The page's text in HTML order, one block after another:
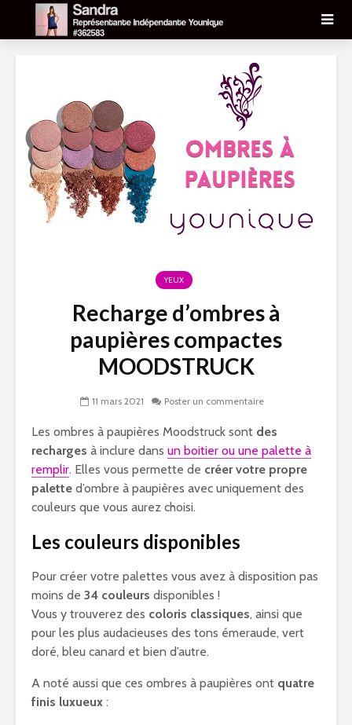
YEUX
Recharge d’ombres à
paupières compactes
MOODSTRUCK
11 mars 2021 Poster un commentaire
Les ombres à paupières Moodstruck sont des
recharges à inclure dans un boitier ou une palette à
remplir. Elles vous permette de créer votre propre
palette d’ombre à paupières avec uniquement des
couleurs que vous aurez choisi.
Les couleurs disponibles
Pour créer votre palettes vous avez à disposition pas
moins de 34 couleurs disponibles !
Vous y trouverez des coloris classiques, ainsi que
pour les plus audacieuses des tons émeraude, vert
doré, bleu canard et bien d’autre.
A noté aussi que ces ombres à paupières ont quatre
finis luxueux :